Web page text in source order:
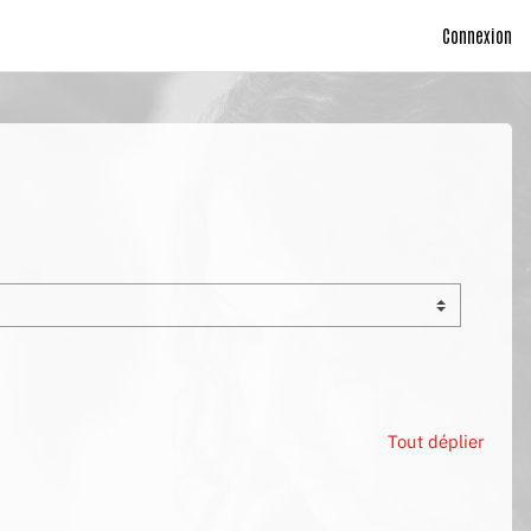
Connexion
Tout déplier